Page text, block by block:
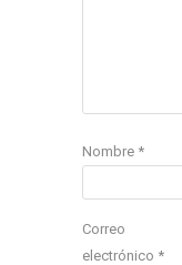
Nombre *
Correo
electrónico *